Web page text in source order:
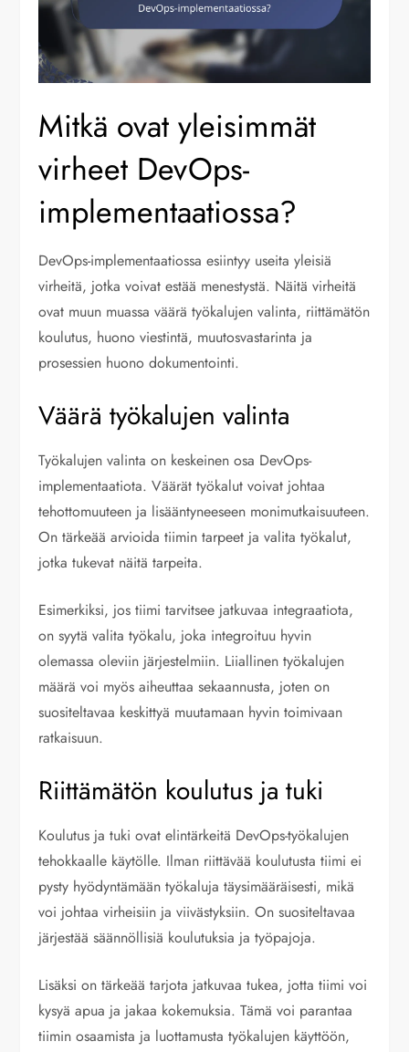
Mitkä ovat yleisimmät
virheet DevOps-
implementaatiossa?
DevOps-implementaatiossa esiintyy useita yleisiä
virheitä, jotka voivat estää menestystä. Näitä virheitä
ovat muun muassa väärä työkalujen valinta, riittämätön
koulutus, huono viestintä, muutosvastarinta ja
prosessien huono dokumentointi.
Väärä työkalujen valinta
Työkalujen valinta on keskeinen osa DevOps-
implementaatiota. Väärät työkalut voivat johtaa
tehottomuuteen ja lisääntyneeseen monimutkaisuuteen.
On tärkeää arvioida tiimin tarpeet ja valita työkalut,
jotka tukevat näitä tarpeita.
Esimerkiksi, jos tiimi tarvitsee jatkuvaa integraatiota,
on syytä valita työkalu, joka integroituu hyvin
olemassa oleviin järjestelmiin. Liiallinen työkalujen
määrä voi myös aiheuttaa sekaannusta, joten on
suositeltavaa keskittyä muutamaan hyvin toimivaan
ratkaisuun.
Riittämätön koulutus ja tuki
Koulutus ja tuki ovat elintärkeitä DevOps-työkalujen
tehokkaalle käytölle. Ilman riittävää koulutusta tiimi ei
pysty hyödyntämään työkaluja täysimääräisesti, mikä
voi johtaa virheisiin ja viivästyksiin. On suositeltavaa
järjestää säännöllisiä koulutuksia ja työpajoja.
Lisäksi on tärkeää tarjota jatkuvaa tukea, jotta tiimi voi
kysyä apua ja jakaa kokemuksia. Tämä voi parantaa
tiimin osaamista ja luottamusta työkalujen käyttöön,